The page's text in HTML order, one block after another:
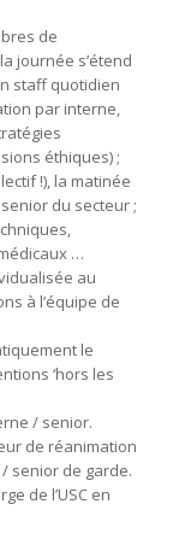
de
journée s’étend
staff quotidien
par interne,
éthiques) ;
!), la matinée
du secteur ;
…
au
à l’équipe de
le
‘hors les
/ senior.
de réanimation
senior de garde.
de l’USC en